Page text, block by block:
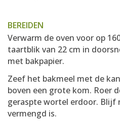
BEREIDEN
Verwarm de oven voor op
taartblik van 22 cm in
met bakpapier.
Zeef het bakmeel met de
boven een grote kom. Roer
geraspte wortel erdoor. Blijf
vermengd is.